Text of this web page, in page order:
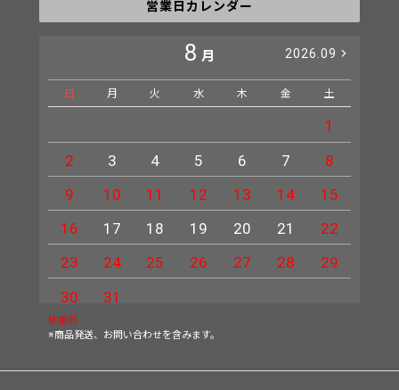
営業日カレンダー
8 月 2026.09
日 月 火 水 木 金 土
1
2
3 4 5 6 7
8
9
10 11 12 13 14
15
16
17 18 19 20 21
22
23
24 25 26 27 28
29
30
31
休業日
※商品発送、お問い合わせを含みます。